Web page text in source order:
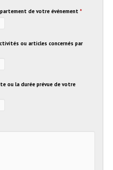
de votre événement *
ou articles concernés par
ou la durée prévue de votre